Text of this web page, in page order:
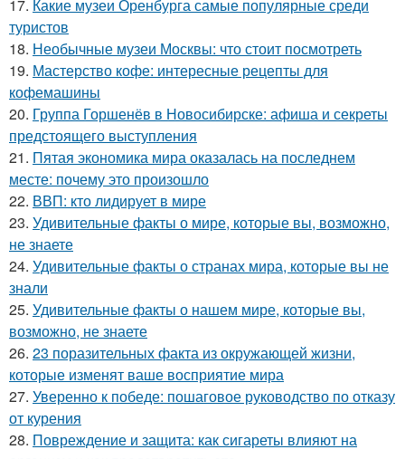
17. Какие музеи Оренбурга самые популярные среди
туристов
18. Необычные музеи Москвы: что стоит посмотреть
19. Мастерство кофе: интересные рецепты для
кофемашины
20. Группа Горшенёв в Новосибирске: афиша и секреты
предстоящего выступления
21. Пятая экономика мира оказалась на последнем
месте: почему это произошло
22. ВВП: кто лидирует в мире
23. Удивительные факты о мире, которые вы, возможно,
не знаете
24. Удивительные факты о странах мира, которые вы не
знали
25. Удивительные факты о нашем мире, которые вы,
возможно, не знаете
26. 23 поразительных факта из окружающей жизни,
которые изменят ваше восприятие мира
27. Уверенно к победе: пошаговое руководство по отказу
от курения
28. Повреждение и защита: как сигареты влияют на